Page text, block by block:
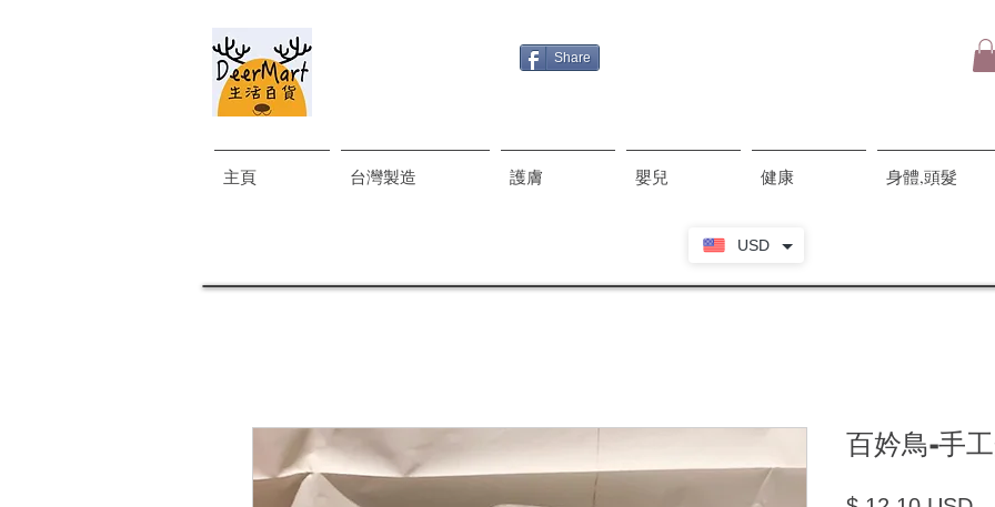
USD
Share
主頁 台灣製造 護膚 嬰兒 健康 身體,頭髮
百妗鳥-手